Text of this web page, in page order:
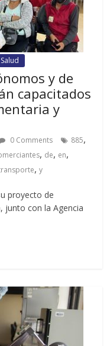
y de
capacitados
y
0 Comments 885,
, de, en,
,y
proyecto de
junto con la Agencia